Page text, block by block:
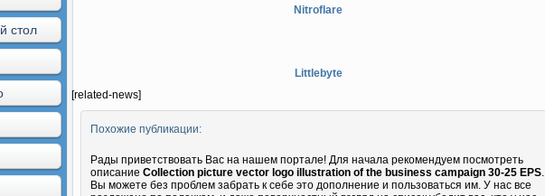
стол
Nitroflare
Littlebyte
[related-news]
Похожие публикации:
Рады приветствовать Вас на нашем портале! Для начала рекомендуем посмотреть
описание Collection picture vector logo illustration of the business campaign 30-25 EPS.
Вы можете без проблем забрать к себе это дополнение и пользоваться им. У нас все